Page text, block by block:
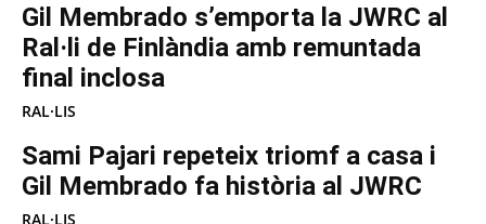
Gil Membrado s’emporta la JWRC al
Ral·li de Finlàndia amb remuntada
final inclosa
RAL·LIS
Sami Pajari repeteix triomf a casa i
Gil Membrado fa història al JWRC
RAL·LIS